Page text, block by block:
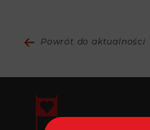
Powrót do aktualności